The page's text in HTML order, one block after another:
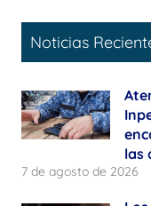
Noticias
las
7 de agosto de 2026